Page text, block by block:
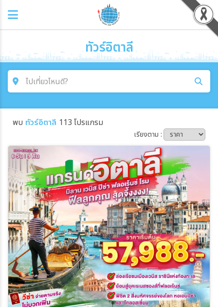
ทัวร์อิตาลี
ไปเที่ยวไหนดี?
ค้นหาโปรแกรมทัวร์
โซน
ประเทศ
เมือง
สายการบิน
พบ ทัวร์อิตาลี 113 โปรแกรม
เรียงตาม :